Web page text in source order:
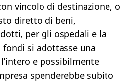
vincolo di destinazione, o
diretto di beni,
per gli ospedali e la
fondi si adottasse una
e possibilmente
spenderebbe subito